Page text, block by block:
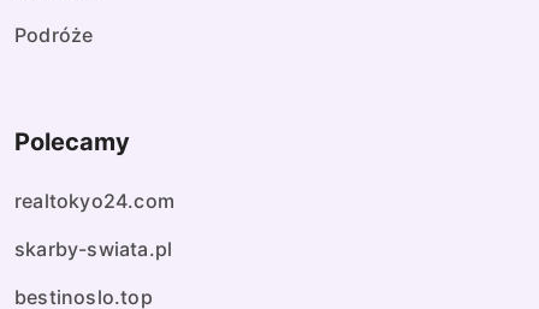
Podróże
Polecamy
realtokyo24.com
skarby-swiata.pl
bestinoslo.top